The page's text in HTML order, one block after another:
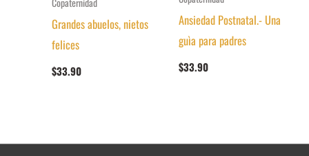
Grandes abuelos, nietos
felices
$33.90
Ansiedad Postnatal.- Una
guìa para padres
$33.90